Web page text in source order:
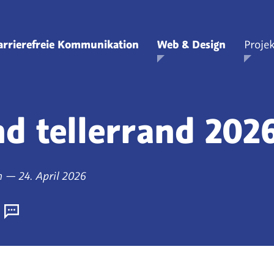
springen
Kommunikation
Zeige Unterpunkte zu Barrierefreie Kommunikation
Web & Design
Zeige
tellerrand
—am
24. April 2026
Kommentare